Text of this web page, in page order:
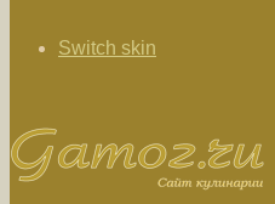
Switch skin